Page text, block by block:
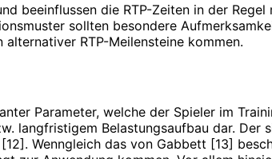
beeinflussen die RTP-Zeiten in der
sollten besondere
RTP-Meilensteine kommen.
Parameter, welche der Spieler im
langfristigem Belastungsaufbau dar. Der
Wenngleich das von Gabbett [13]